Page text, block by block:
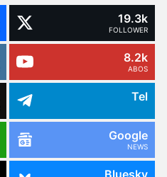
19.3k
FOLLOWER
8.2k
ABOS
Tel
Google
NEWS